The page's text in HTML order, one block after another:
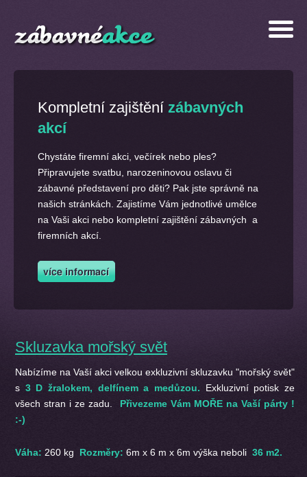
Kompletní zajištění zábavných
akcí
Chystáte firemní akci, večírek nebo ples?
Připravujete svatbu, narozeninovou oslavu či
zábavné představení pro děti? Pak jste správně na
našich stránkách. Zajistíme Vám jednotlivé umělce
na Vaši akci nebo kompletní zajištění zábavných a
firemních akcí.
Skluzavka mořský svět
Nabízíme na Vaší akci velkou exkluzivní skluzavku "mořský svět"
s 3 D žralokem, delfínem a medůzou. Exkluzivní potisk ze
všech stran i ze zadu. Přivezeme Vám MOŘE na Vaší párty !
:-)
Váha: 260 kg Rozměry: 6m x 6 m x 6m výška neboli 36 m2.